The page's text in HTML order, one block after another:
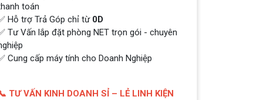
toán
Hỗ trợ Trả Góp chỉ từ 0D
Tư Vấn lắp đặt phòng NET trọn gói - chuyên
Cung cấp máy tính cho Doanh Nghiệp
TƯ VẤN KINH DOANH SỈ – LẺ LINH KIỆN